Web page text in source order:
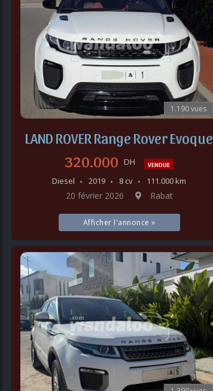
1.190 vues
LAND ROVER Range Rover Evoque
320.000 DH VENDUE
Diesel 2019 8 cv 111.000 km
20 février 2026 Rabat
Afficher l'annonce »